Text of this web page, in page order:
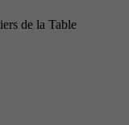
de la Table